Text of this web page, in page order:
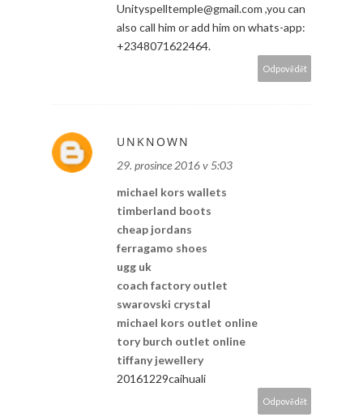
Unityspelltemple@gmail.com ,you can
also call him or add him on whats-app:
+2348071622464.
Odpovědět
UNKNOWN
29. prosince 2016 v 5:03
michael kors wallets
timberland boots
cheap jordans
ferragamo shoes
ugg uk
coach factory outlet
swarovski crystal
michael kors outlet online
tory burch outlet online
tiffany jewellery
20161229caihuali
Odpovědět